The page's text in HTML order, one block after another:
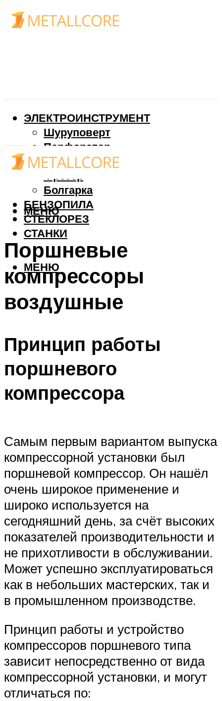
ЭЛЕКТРОИНСТРУМЕНТ
Шуруповерт
Перфоратор
Дрель
Фрезер
Болгарка
БЕНЗОПИЛА
СТЕКЛОРЕЗ
СТАНКИ
МЕНЮ
МЕНЮ
Поршневые
компрессоры
воздушные
Принцип работы
поршневого
компрессора
Самым первым вариантом выпуска
компрессорной установки был
поршневой компрессор. Он нашёл
очень широкое применение и
широко используется на
сегодняшний день, за счёт высоких
показателей производительности и
не прихотливости в обслуживании.
Может успешно эксплуатироваться
как в небольших мастерских, так и
в промышленном производстве.
Принцип работы и устройство
компрессоров поршневого типа
зависит непосредственно от вида
компрессорной установки, и могут
отличаться по: